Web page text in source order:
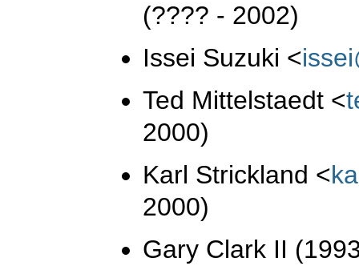
(???? - 2002)
Issei Suzuki <
Ted Mittelstaedt <
2000)
Karl Strickland <
2000)
Gary Clark II